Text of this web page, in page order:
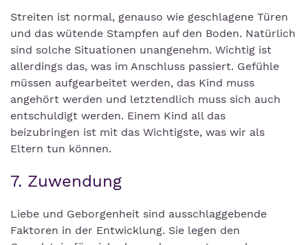
Streiten ist normal, genauso wie geschlagene Türen
und das wütende Stampfen auf den Boden. Natürlich
sind solche Situationen unangenehm. Wichtig ist
allerdings das, was im Anschluss passiert. Gefühle
müssen aufgearbeitet werden, das Kind muss
angehört werden und letztendlich muss sich auch
entschuldigt werden. Einem Kind all das
beizubringen ist mit das Wichtigste, was wir als
Eltern tun können.
7. Zuwendung
Liebe und Geborgenheit sind ausschlaggebende
Faktoren in der Entwicklung. Sie legen den